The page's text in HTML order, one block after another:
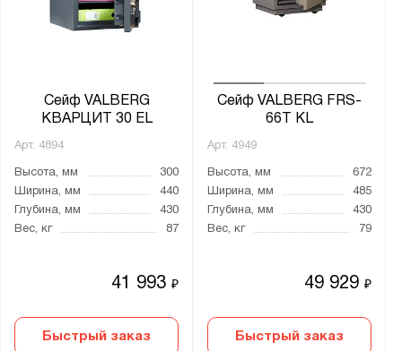
Сейф VALBERG
КВАРЦИТ 30 EL
Арт. 4894
Высота, мм
300
Ширина, мм
440
Глубина, мм
430
Вес, кг
87
41 993₽
Быстрый заказ
Сейф VALBERG FRS-
66T KL
Арт. 4949
Высота, мм
672
Ширина, мм
485
Глубина, мм
430
Вес, кг
79
49 929₽
Быстрый заказ